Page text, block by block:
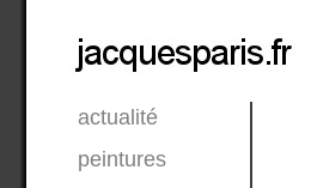
actualité
peintures